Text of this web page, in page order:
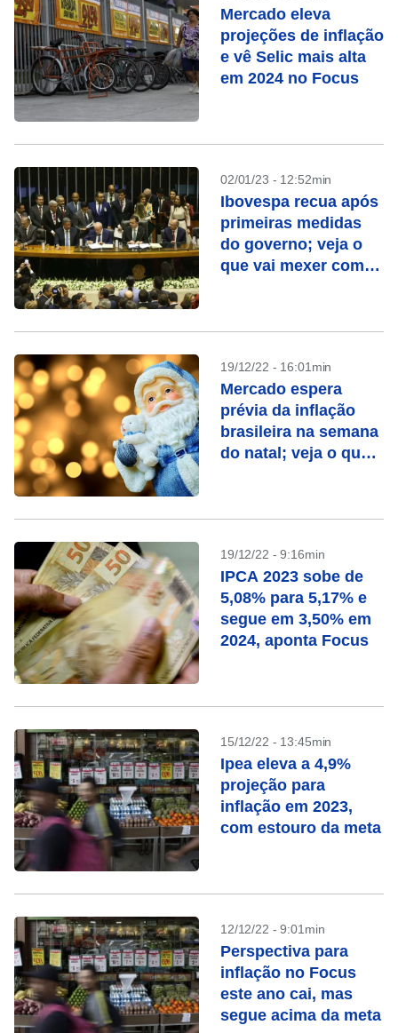
Mercado eleva
projeções de inflação
e vê Selic mais alta
em 2024 no Focus
02/01/23 - 12:52min
Ibovespa recua após
primeiras medidas
do governo; veja o
que vai mexer com o
19/12/22 - 16:01min
Mercado espera
prévia da inflação
brasileira na semana
do natal; veja o que
19/12/22 - 9:16min
IPCA 2023 sobe de
5,08% para 5,17% e
segue em 3,50% em
2024, aponta Focus
15/12/22 - 13:45min
Ipea eleva a 4,9%
projeção para
inflação em 2023,
com estouro da meta
12/12/22 - 9:01min
Perspectiva para
inflação no Focus
este ano cai, mas
segue acima da meta